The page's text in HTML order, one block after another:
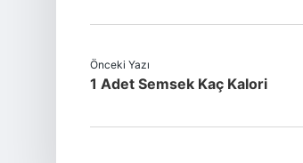
Önceki Yazı
1 Adet Semsek Kaç Kalori